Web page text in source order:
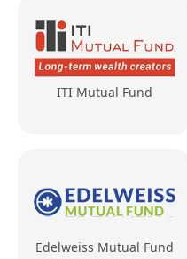
ITI Mutual Fund
Edelweiss Mutual Fund